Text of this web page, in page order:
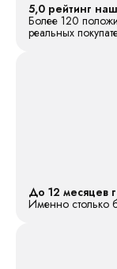
5,0 рейтинг
Более 120
реальных
До 12 месяцев
Именно столько